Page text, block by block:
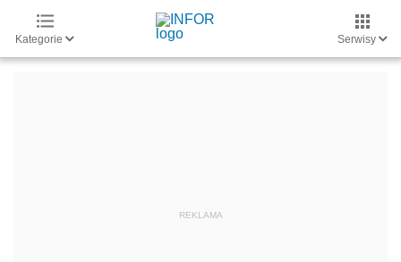
Kategorie Serwisy